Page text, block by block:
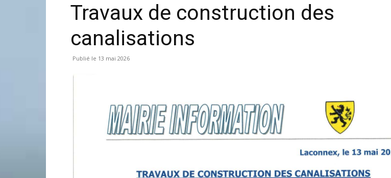
Travaux de construction des
canalisations
13 mai 2026